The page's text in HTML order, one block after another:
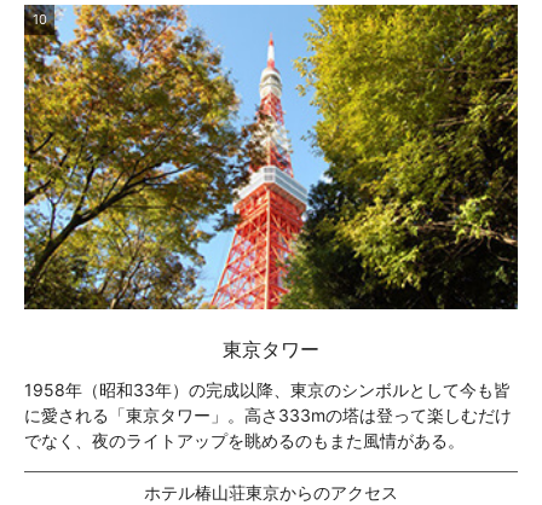
10
東京タワー
1958年（昭和33年）の完成以降、東京のシンボルとして今も皆
に愛される「東京タワー」。高さ333mの塔は登って楽しむだけ
でなく、夜のライトアップを眺めるのもまた風情がある。
ホテル椿山荘東京からのアクセス